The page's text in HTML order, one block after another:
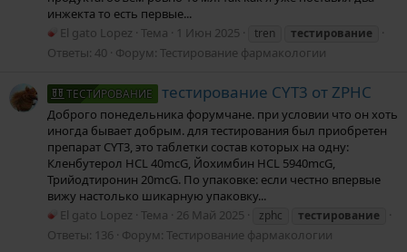
инжекта то есть первые...
El gato Lopez Тема 1 Июн 2025 tren тестирование
Ответы: 40 Форум: Тестирование фармакологии
ТЕСТИРОВАНИЕ тестирование CYT3 от ZPHC
Доброго понедельника форумчане. при условии что он хоть
иногда бывает добрым. для тестирования был приобретен
препарат CYT3, это таблетки состав которых на одну:
Кленбутерол HCL 40mcG, Йохимбин HCL 5940mcG,
Трийодтиронин 20mcG. По упаковке: если честно впервые
вижу настолько шикарную упаковку...
El gato Lopez Тема 26 Май 2025 zphc тестирование
Ответы: 136 Форум: Тестирование фармакологии